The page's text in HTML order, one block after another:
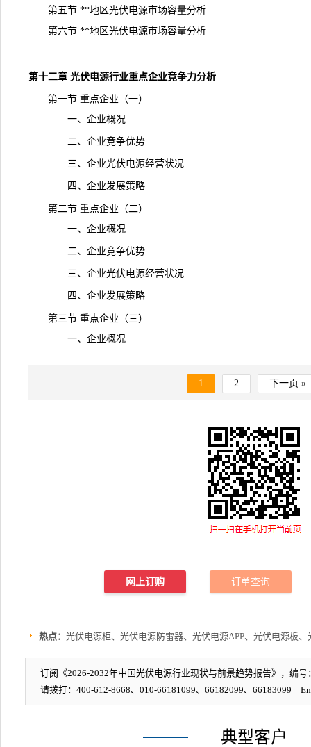
第五节 **地区光伏电源市场容量分析
第六节 **地区光伏电源市场容量分析
……
第十二章 光伏电源行业重点企业竞争力分析
第一节 重点企业（一）
一、企业概况
二、企业竞争优势
三、企业光伏电源经营状况
四、企业发展策略
第二节 重点企业（二）
一、企业概况
二、企业竞争优势
三、企业光伏电源经营状况
四、企业发展策略
第三节 重点企业（三）
一、企业概况
1 2 下一页 »
网上订购 订单查询
热点： 光伏电源柜、光伏电源防雷器、光伏电源APP、光伏电源板
订阅《2026-2032年中国光伏电源行业现状与前景趋势报告》，编号
请拨打：400-612-8668、010-66181099、66182099、66183099
典型客户